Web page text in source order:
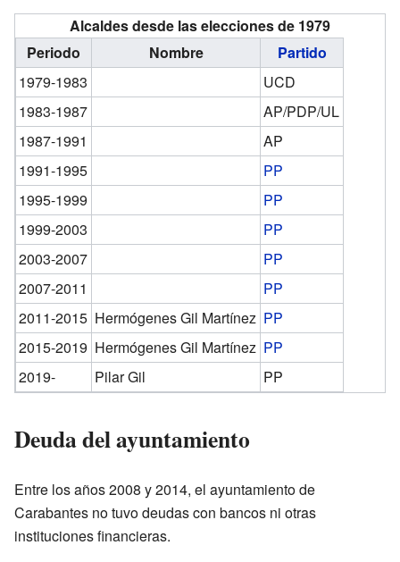
Alcaldes desde las elecciones de 1979
Periodo
Nombre
Partido
1979-1983
UCD
1983-1987
AP/PDP/UL
1987-1991
AP
1991-1995
PP
1995-1999
PP
1999-2003
PP
2003-2007
PP
2007-2011
PP
2011-2015 Hermógenes Gil Martínez PP
2015-2019 Hermógenes Gil Martínez PP
2019-
Pilar Gil PP
Deuda del ayuntamiento
Entre los años 2008 y 2014, el ayuntamiento de
Carabantes no tuvo deudas con bancos ni otras
instituciones financieras.